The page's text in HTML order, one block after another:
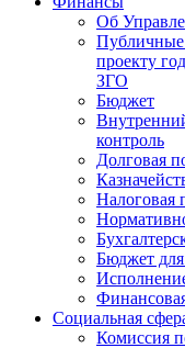
Об
Публичные
проекту
ЗГО
Бюджет
контроль
Долговая
Налоговая
Бюджет
Социальная
Комиссия